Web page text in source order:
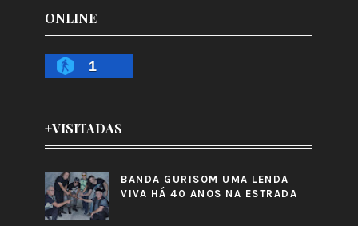
ONLINE
1
+VISITADAS
BANDA GURISOM UMA LENDA
VIVA HÁ 40 ANOS NA ESTRADA